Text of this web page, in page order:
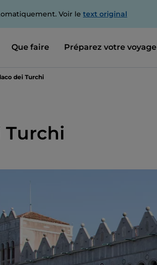
Voir le text original
Que faire Préparez votre voyage
dei Turchi
Turchi